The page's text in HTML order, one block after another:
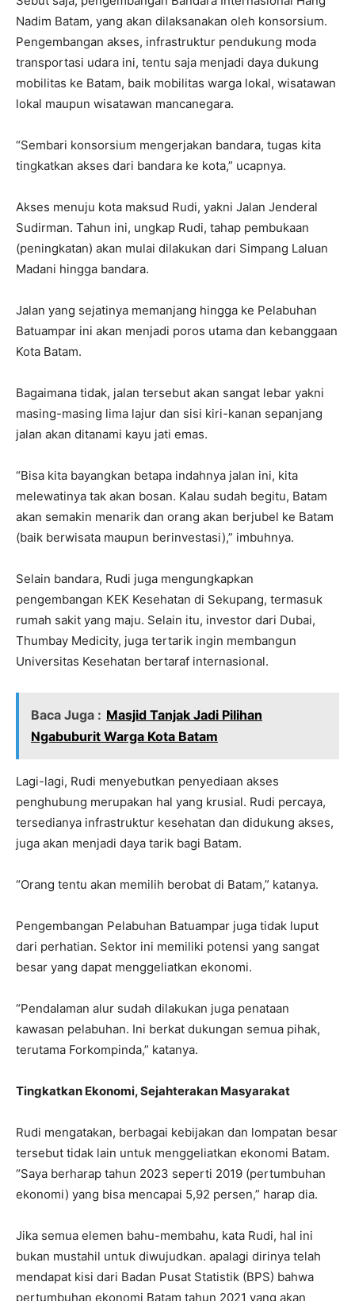
Nadim Batam, yang akan dilaksanakan oleh konsorsium.
Pengembangan akses, infrastruktur pendukung moda
transportasi udara ini, tentu saja menjadi daya dukung
mobilitas ke Batam, baik mobilitas warga lokal, wisatawan
lokal maupun wisatawan mancanegara.
“Sembari konsorsium mengerjakan bandara, tugas kita
tingkatkan akses dari bandara ke kota,” ucapnya.
Akses menuju kota maksud Rudi, yakni Jalan Jenderal
Sudirman. Tahun ini, ungkap Rudi, tahap pembukaan
(peningkatan) akan mulai dilakukan dari Simpang Laluan
Madani hingga bandara.
Jalan yang sejatinya memanjang hingga ke Pelabuhan
Batuampar ini akan menjadi poros utama dan kebanggaan
Kota Batam.
Bagaimana tidak, jalan tersebut akan sangat lebar yakni
masing-masing lima lajur dan sisi kiri-kanan sepanjang
jalan akan ditanami kayu jati emas.
“Bisa kita bayangkan betapa indahnya jalan ini, kita
melewatinya tak akan bosan. Kalau sudah begitu, Batam
akan semakin menarik dan orang akan berjubel ke Batam
(baik berwisata maupun berinvestasi),” imbuhnya.
Selain bandara, Rudi juga mengungkapkan
pengembangan KEK Kesehatan di Sekupang, termasuk
rumah sakit yang maju. Selain itu, investor dari Dubai,
Thumbay Medicity, juga tertarik ingin membangun
Universitas Kesehatan bertaraf internasional.
Baca Juga : Masjid Tanjak Jadi Pilihan
Ngabuburit Warga Kota Batam
Lagi-lagi, Rudi menyebutkan penyediaan akses
penghubung merupakan hal yang krusial. Rudi percaya,
tersedianya infrastruktur kesehatan dan didukung akses,
juga akan menjadi daya tarik bagi Batam.
“Orang tentu akan memilih berobat di Batam,” katanya.
Pengembangan Pelabuhan Batuampar juga tidak luput
dari perhatian. Sektor ini memiliki potensi yang sangat
besar yang dapat menggeliatkan ekonomi.
“Pendalaman alur sudah dilakukan juga penataan
kawasan pelabuhan. Ini berkat dukungan semua pihak,
terutama Forkompinda,” katanya.
Tingkatkan Ekonomi, Sejahterakan Masyarakat
Rudi mengatakan, berbagai kebijakan dan lompatan besar
tersebut tidak lain untuk menggeliatkan ekonomi Batam.
“Saya berharap tahun 2023 seperti 2019 (pertumbuhan
ekonomi) yang bisa mencapai 5,92 persen,” harap dia.
Jika semua elemen bahu-membahu, kata Rudi, hal ini
bukan mustahil untuk diwujudkan. apalagi dirinya telah
mendapat kisi dari Badan Pusat Statistik (BPS) bahwa
pertumbuhan ekonomi Batam tahun 2021 yang akan